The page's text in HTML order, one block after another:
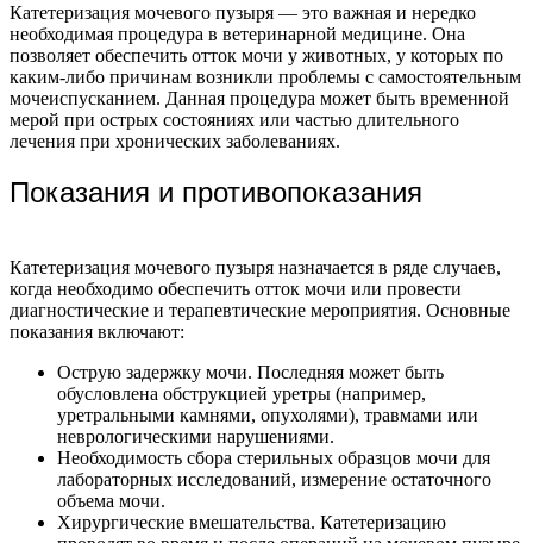
Катетеризация мочевого пузыря — это важная и нередко
необходимая процедура в ветеринарной медицине. Она
позволяет обеспечить отток мочи у животных, у которых по
каким-либо причинам возникли проблемы с самостоятельным
мочеиспусканием. Данная процедура может быть временной
мерой при острых состояниях или частью длительного
лечения при хронических заболеваниях.
Показания и противопоказания
Катетеризация мочевого пузыря назначается в ряде случаев,
когда необходимо обеспечить отток мочи или провести
диагностические и терапевтические мероприятия. Основные
показания включают:
Острую задержку мочи. Последняя может быть
обусловлена обструкцией уретры (например,
уретральными камнями, опухолями), травмами или
неврологическими нарушениями.
Необходимость сбора стерильных образцов мочи для
лабораторных исследований, измерение остаточного
объема мочи.
Хирургические вмешательства. Катетеризацию